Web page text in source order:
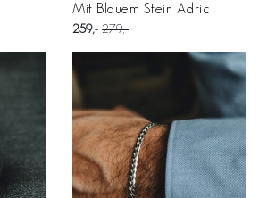
Mit Blauem Stein Adric
259 279